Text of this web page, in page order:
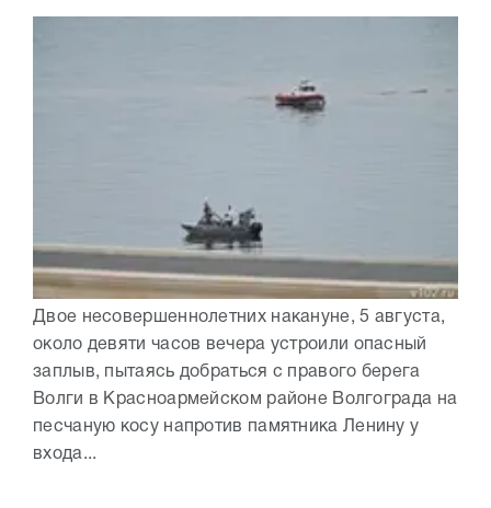
Двое несовершеннолетних накануне, 5 августа,
около девяти часов вечера устроили опасный
заплыв, пытаясь добраться с правого берега
Волги в Красноармейском районе Волгограда на
песчаную косу напротив памятника Ленину у
входа...